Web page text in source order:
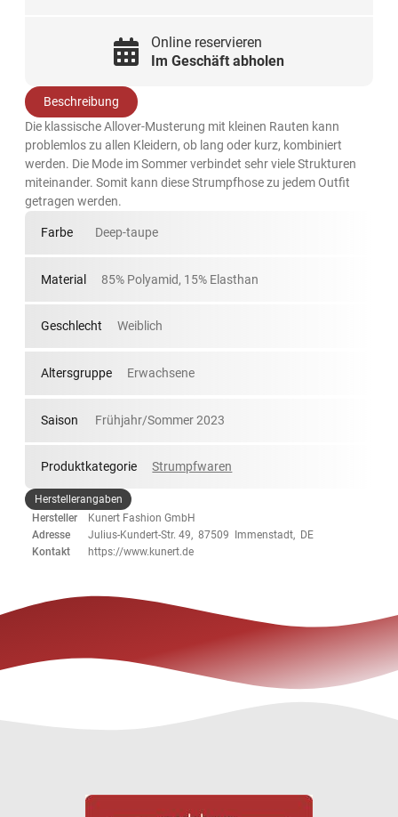
Online reservieren
Im Geschäft abholen
Beschreibung
Die klassische Allover-Musterung mit kleinen Rauten kann
problemlos zu allen Kleidern, ob lang oder kurz, kombiniert
werden. Die Mode im Sommer verbindet sehr viele Strukturen
miteinander. Somit kann diese Strumpfhose zu jedem Outfit
getragen werden.
Farbe Deep-taupe
Material 85% Polyamid, 15% Elasthan
Geschlecht Weiblich
Altersgruppe Erwachsene
Saison Frühjahr/Sommer 2023
Produktkategorie Strumpfwaren
Herstellerangaben
Hersteller
Kunert Fashion GmbH
Adresse
Julius-Kundert-Str. 49, 87509 Immenstadt, DE
Kontakt
https://www.kunert.de